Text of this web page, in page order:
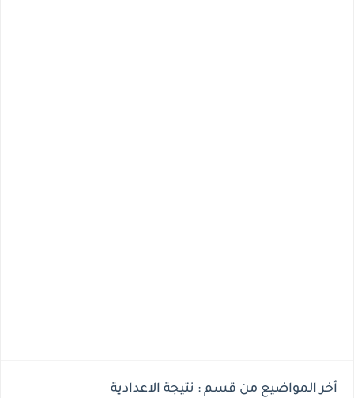
أخر المواضيع من قسم : نتيجة الاعدادية